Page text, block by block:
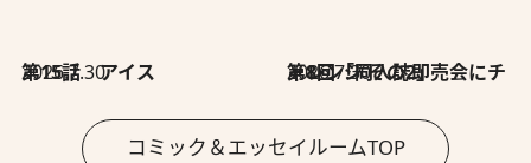
2026.7.30
第15話 アイス 2026.7.30
第8回「同人誌即売会にチャレンジ その2」
コミック＆エッセイルームTOP